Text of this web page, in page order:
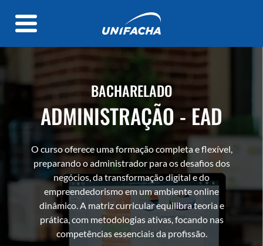
BACHARELADO
ADMINISTRAÇÃO - EAD
O curso oferece uma formação completa e flexível,
preparando o administrador para os desafios dos
negócios, da transformação digital e do
empreendedorismo em um ambiente online
dinâmico. A matriz curricular equilibra teoria e
prática, com metodologias ativas, focando nas
competências essenciais da profissão.